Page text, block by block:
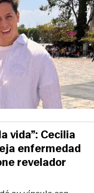
vida”: Cecilia
enfermedad
revelador